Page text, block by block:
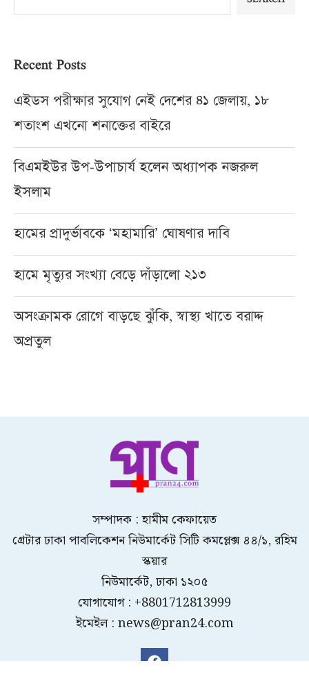
Recent Posts
এইডস পরীক্ষার সুযোগ নেই দেশের ৪১ জেলায়, ১৮
শতাংশ এখনো শনাক্তের বাইরে
বিএমইউর উপ-উপাচার্য হলেন অধ্যাপক নজরুল
ইসলাম
হামের প্রাদুর্ভাবকে ‘মহামারি’ ঘোষণার দাবি
হামে মৃত্যুর সংখ্যা বেড়ে দাঁড়ালো ২১৩
অসংক্রামক রোগে বাড়ছে ঝুঁকি, স্বাস্থ্য খাতে বরাদ্দ
অপ্রতুল
সম্পাদক : হামীম কেফায়েত
গ্রেটার ঢাকা পাবলিকেশন নিউমার্কেট সিটি কমপ্লেক্স ৪৪/১, রহিম
স্কয়ার
নিউমার্কেট, ঢাকা ১২০৫
যোগাযোগ : +8801712813999
ইমেইল : news@pran24.com